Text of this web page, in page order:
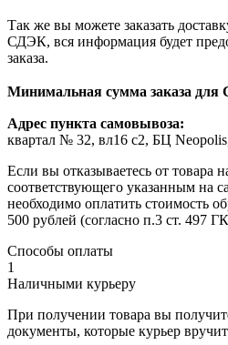
Так же вы можете заказать
СДЭК, вся информация будет
заказа.
Минимальная сумма заказа для
Адрес пункта самовывоза:
квартал № 32, вл16 с2, БЦ
Если вы отказываетесь от товара
соответствующего указанным на
необходимо оплатить стоимость
500 рублей (согласно п.3 ст. 497
Способы оплаты
1
Наличными курьеру
При получении товара вы
документы, которые курьер